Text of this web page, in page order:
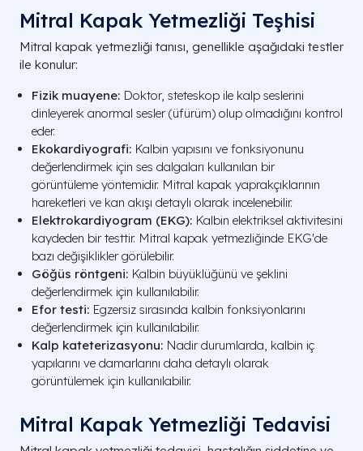
Mitral Kapak Yetmezliği Teşhisi
Mitral kapak yetmezliği tanısı, genellikle aşağıdaki testler
ile konulur:
Fizik muayene: Doktor, steteskop ile kalp seslerini
dinleyerek anormal sesler (üfürüm) olup olmadığını kontrol
eder.
Ekokardiyografi: Kalbin yapısını ve fonksiyonunu
değerlendirmek için ses dalgaları kullanılan bir
görüntüleme yöntemidir. Mitral kapak yaprakçıklarının
hareketleri ve kan akışı detaylı olarak incelenebilir.
Elektrokardiyogram (EKG): Kalbin elektriksel aktivitesini
kaydeden bir testtir. Mitral kapak yetmezliğinde EKG'de
bazı değişiklikler görülebilir.
Göğüs röntgeni: Kalbin büyüklüğünü ve şeklini
değerlendirmek için kullanılabilir.
Efor testi: Egzersiz sırasında kalbin fonksiyonlarını
değerlendirmek için kullanılabilir.
Kalp kateterizasyonu: Nadir durumlarda, kalbin iç
yapılarını ve damarlarını daha detaylı olarak
görüntülemek için kullanılabilir.
Mitral Kapak Yetmezliği Tedavisi